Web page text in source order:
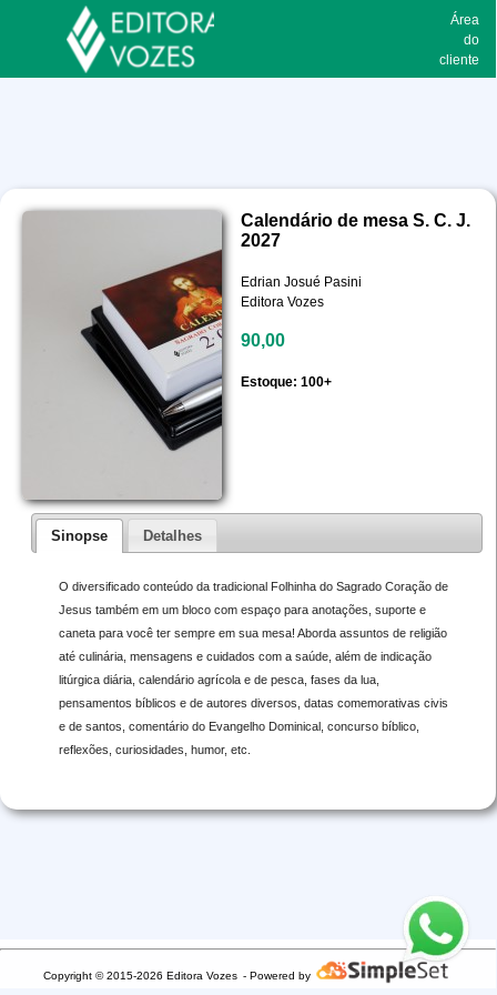
Área
do
cliente
Calendário de mesa S. C. J.
2027
Edrian Josué Pasini
Editora Vozes
90,00
Estoque: 100+
Sinopse Detalhes
O diversificado conteúdo da tradicional Folhinha do Sagrado Coração de
Jesus também em um bloco com espaço para anotações, suporte e
caneta para você ter sempre em sua mesa! Aborda assuntos de religião
até culinária, mensagens e cuidados com a saúde, além de indicação
litúrgica diária, calendário agrícola e de pesca, fases da lua,
pensamentos bíblicos e de autores diversos, datas comemorativas civis
e de santos, comentário do Evangelho Dominical, concurso bíblico,
reflexões, curiosidades, humor, etc.
Copyright © 2015-2026 Editora Vozes - Powered by